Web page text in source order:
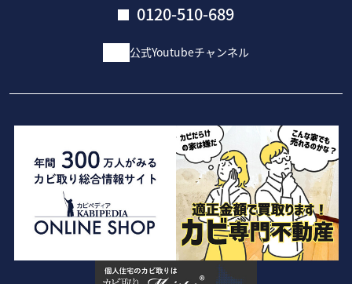
0120-510-689
公式Youtubeチャンネル